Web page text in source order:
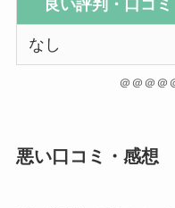
良い評判・口コミ
なし
＠＠＠＠
悪い口コミ・感想